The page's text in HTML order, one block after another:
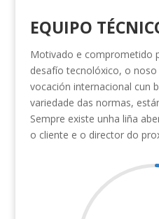
EQUIPO
Motivado e comprometido
desafío tecnolóxico, o
vocación internacional cun
variedade das normas,
Sempre existe unha liña
o cliente e o director do